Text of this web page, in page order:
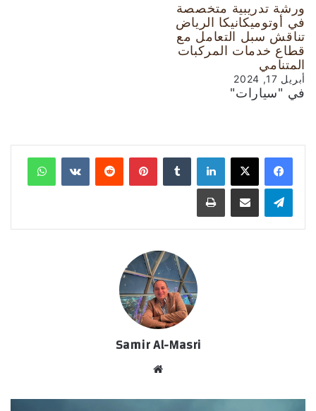
ورشة تدريبية متخصصة
في أوتوميكانيكا الرياض
تناقش سبل التعامل مع
قطاع خدمات المركبات
المتنامي
أبريل 17, 2024
في "سيارات"
لينكدإن بينتيريست
Samir Al-Masri
الوي